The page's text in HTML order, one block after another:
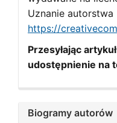
Uznanie autorstwa
https://
Przesyłając
udostępnienie na
Biogramy autorów